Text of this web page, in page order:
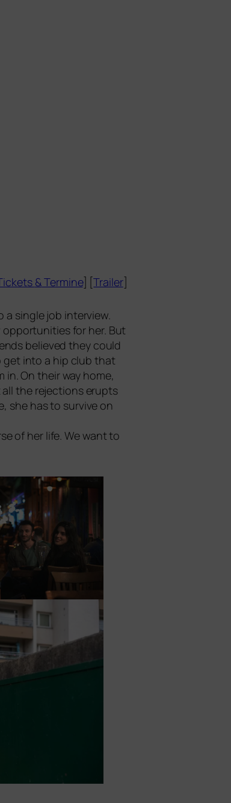
&Termine] [Trailer]
a sin­gle job inter­view.
for her. But
belie­ved they could
get into a hip club that
in. On their way home,
the rejec­tions erupts
she has to sur­vi­ve on
of her life. We want to